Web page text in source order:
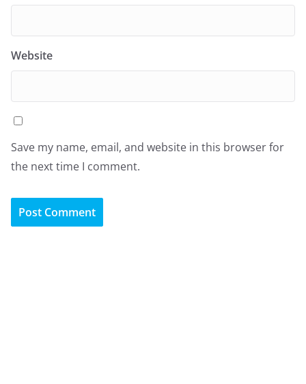
Website
Save my name, email, and website in this browser for
the next time I comment.